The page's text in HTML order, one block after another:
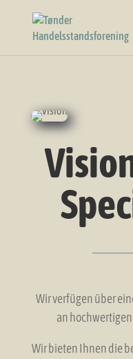
Wir verfügen über
an
Wir bieten Ihnen die